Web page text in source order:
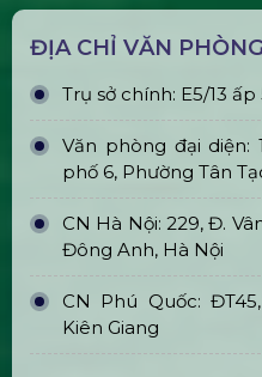
ĐỊA CHỈ VĂN PHÒNG
Trụ sở chính: E5/13
Văn phòng đại diện:
phố 6, Phường Tân
CN Hà Nội: 229, Đ.
Đông Anh, Hà Nội
CN Phú Quốc:
Kiên Giang